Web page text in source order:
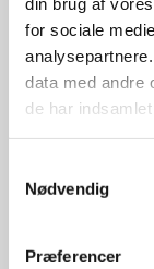
for sociale
data med andre
de har
Nødvendig
Præferencer
Kærmindevej 3
9940 Læsø
Mobil:21 49 10 01
Email: evb@km.dk
Kirkerne